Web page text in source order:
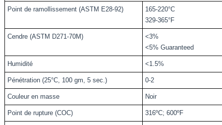
Point de ramollissement (ASTM E28-92)
165-220°C
329-365°F
Cendre (ASTM D271-70M)
<3%
<5% Guaranteed
Humidité <1.5%
Pénétration (25°C, 100 gm, 5 sec.) 0-2
Couleur en masse Noir
Point de rupture (COC) 316ºC; 600ºF